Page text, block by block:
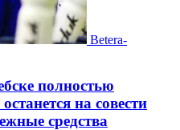
Betera-
полностью
на совести
средства